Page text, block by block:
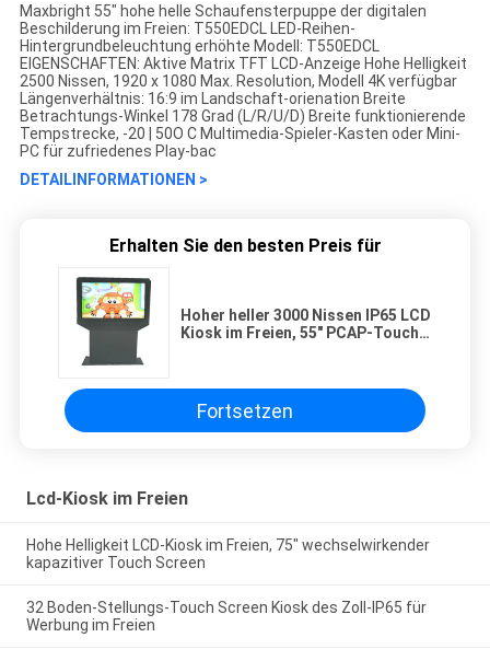
Maxbright 55" hohe helle Schaufensterpuppe der digitalen
Beschilderung im Freien: T550EDCL LED-Reihen-
Hintergrundbeleuchtung erhöhte Modell: T550EDCL
EIGENSCHAFTEN: Aktive Matrix TFT LCD-Anzeige Hohe Helligkeit
2500 Nissen, 1920 x 1080 Max. Resolution, Modell 4K verfügbar
Längenverhältnis: 16:9 im Landschaft-orienation Breite
Betrachtungs-Winkel 178 Grad (L/R/U/D) Breite funktionierende
Tempstrecke, -20 | 50O C Multimedia-Spieler-Kasten oder Mini-
PC für zufriedenes Play-bac
DETAILINFORMATIONEN >
Erhalten Sie den besten Preis für
Hoher heller 3000 Nissen IP65 LCD
Kiosk im Freien, 55" PCAP-Touch
Fortsetzen
Lcd-Kiosk im Freien
Hohe Helligkeit LCD-Kiosk im Freien, 75" wechselwirkender
kapazitiver Touch Screen
32 Boden-Stellungs-Touch Screen Kiosk des Zoll-IP65 für
Werbung im Freien